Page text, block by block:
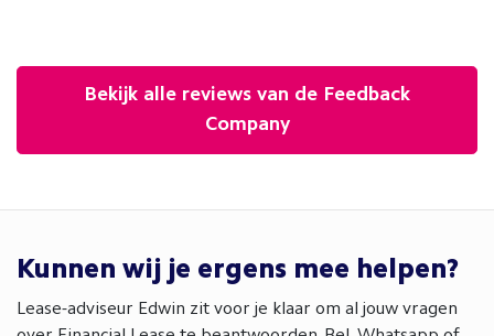
Bekijk alle reviews van de Feedback
Company
Kunnen wij je ergens mee helpen?
Lease-adviseur Edwin zit voor je klaar om al jouw vragen